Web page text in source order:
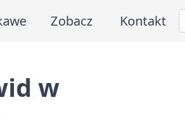
Zobacz Kontakt
w